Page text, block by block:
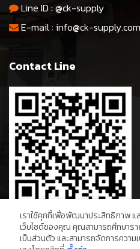
Line ID :@ck-supply
E-mail : info@ck-supply.com
Contact Line
เราใช้คุกกี้เพื่อพัฒนาประสิทธิภาพ แ
เว็บไซต์ของคุณ คุณสามารถศึกษารา
เป็นส่วนตัว และสามารถจัดการควา